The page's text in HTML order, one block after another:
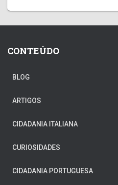
CONTEÚDO
BLOG
ARTIGOS
CIDADANIA ITALIANA
CURIOSIDADES
CIDADANIA PORTUGUESA